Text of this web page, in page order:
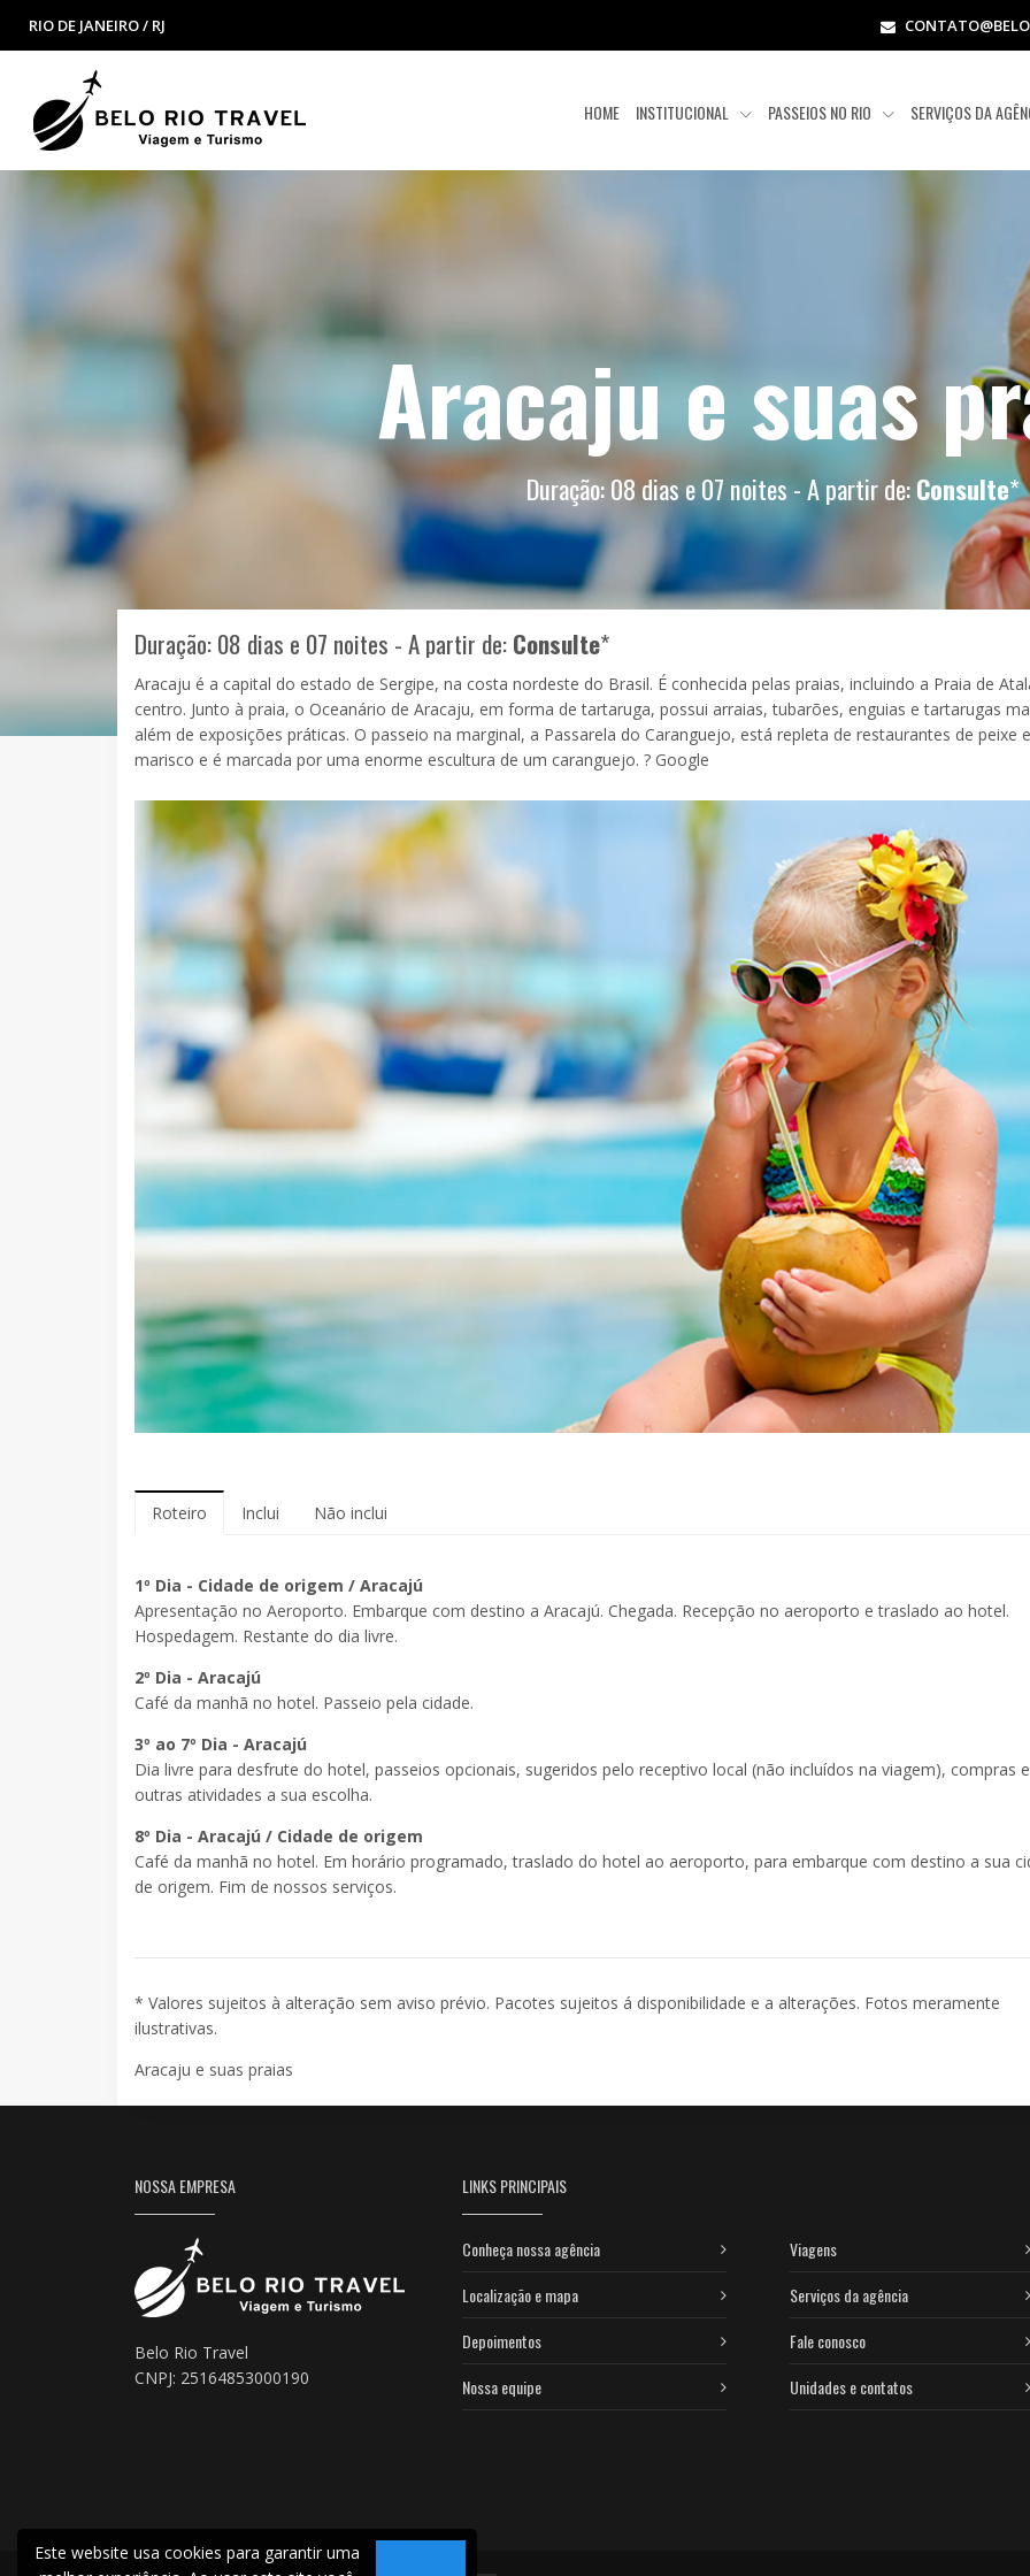
RIO DE JANEIRO / RJ
HOME INSTITUCIONAL PASSEIOS NO RIO SERVIÇOS DA
Aracaju e suas
Duração: 08 dias e 07 noites - A partir de:Consulte*
Duração: 08 dias e 07 noites - A partir de:Consulte*
Aracaju é a capital do estado de Sergipe, na costa nordeste do Brasil. É conhecida pelas praias, incluindo a Praia de
centro. Junto à praia, o Oceanário de Aracaju, em forma de tartaruga, possui arraias, tubarões, enguias e tartarugas
além de exposições práticas. O passeio na marginal, a Passarela do Caranguejo, está repleta de restaurantes de peixe e
marisco e é marcada por uma enorme escultura de um caranguejo. ? Google
Roteiro Inclui Não inclui
1º Dia - Cidade de origem / Aracajú
Apresentação no Aeroporto. Embarque com destino a Aracajú. Chegada. Recepção no aeroporto e traslado ao hotel.
Hospedagem. Restante do dia livre.
2º Dia - Aracajú
Café da manhã no hotel. Passeio pela cidade.
3º ao 7º Dia - Aracajú
Dia livre para desfrute do hotel, passeios opcionais, sugeridos pelo receptivo local (não incluídos na viagem), compras e
outras atividades a sua escolha.
8º Dia - Aracajú / Cidade de origem
Café da manhã no hotel. Em horário programado, traslado do hotel ao aeroporto, para embarque com destino a sua
de origem. Fim de nossos serviços.
* Valores sujeitos à alteração sem aviso prévio. Pacotes sujeitos á disponibilidade e a alterações. Fotos meramente
ilustrativas.
Aracaju e suas praias
NOSSA EMPRESA
Belo Rio Travel
CNPJ: 25164853000190
LINKS PRINCIPAIS
Conheça nossa agência
Localização e mapa
Depoimentos
Nossa equipe
Viagens
Serviços da agência
Fale conosco
Unidades e contatos
Este website usa cookies para garantir uma